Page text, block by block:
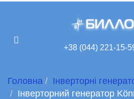
+38 (044) 221-15-
Головна
Інверторні
Інверторний генератор